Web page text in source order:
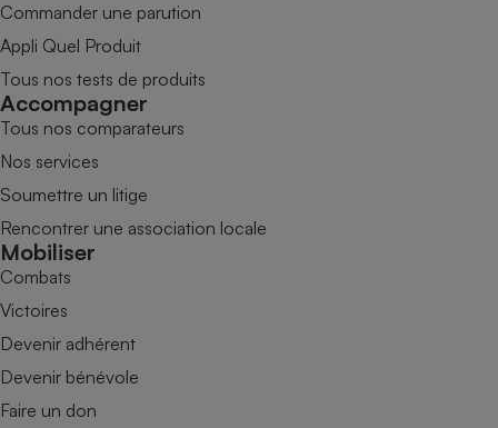
Commander une parution
Appli Quel Produit
Tous nos tests de produits
Accompagner
Tous nos comparateurs
Nos services
Soumettre un litige
Rencontrer une association locale
Mobiliser
Combats
Victoires
Devenir adhérent
Devenir bénévole
Faire un don